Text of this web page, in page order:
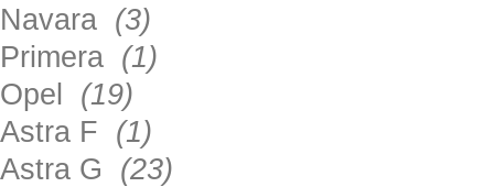
Navara (3)
Primera (1)
Opel (19)
Astra F (1)
Astra G (23)